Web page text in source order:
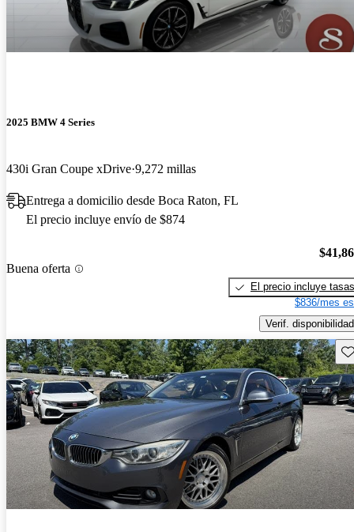
2025 BMW 4 Series
430i Gran Coupe xDrive 9,272 millas
Entrega a domicilio desde Boca Raton, FL
El precio incluye envío de $874
Buena oferta
El precio incluye tasas
$836/mes
Verif. disponibilidad